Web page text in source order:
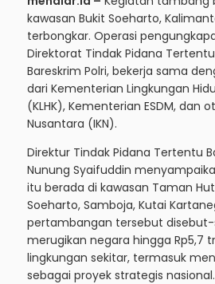
kawasan Bukit Soeharto,
terbongkar. Operasi
Direktorat Tindak Pidana
Bareskrim Polri, bekerja sama
dari Kementerian Lingkungan
(KLHK), Kementerian ESDM, dan
Nusantara (IKN).
Direktur Tindak Pidana Tertentu
Nunung Syaifuddin
itu berada di kawasan Taman
Soeharto, Samboja, Kutai
pertambangan tersebut
merugikan negara hingga Rp5,7
lingkungan sekitar, termasuk
sebagai proyek strategis nasional.